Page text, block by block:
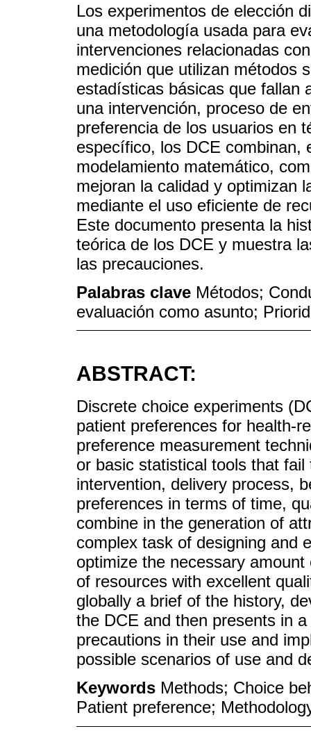
Los experimentos de elección
una metodología usada para
intervenciones relacionadas
medición que utilizan métodos
estadísticas básicas que fallan
una intervención, proceso de
preferencia de los usuarios en
específico, los DCE combinan,
modelamiento matemático,
mejoran la calidad y optimizan
mediante el uso eficiente de
Este documento presenta la
teórica de los DCE y muestra
las precauciones.
Palabras clave Métodos;
evaluación como asunto;
ABSTRACT:
Discrete choice experiments
patient preferences for health-
preference measurement
or basic statistical tools that
intervention, delivery process,
preferences in terms of time,
combine in the generation of
complex task of designing and
optimize the necessary
of resources with excellent
globally a brief of the history,
the DCE and then presents in
precautions in their use and
possible scenarios of use and
Keywords Methods; Choice
Patient preference;